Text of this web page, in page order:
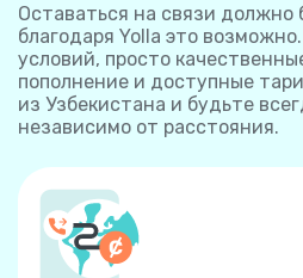
Оставаться на связи должно
благодаря Yolla это
условий, просто
пополнение и доступные
из Узбекистана и будьте
независимо от расстояния.